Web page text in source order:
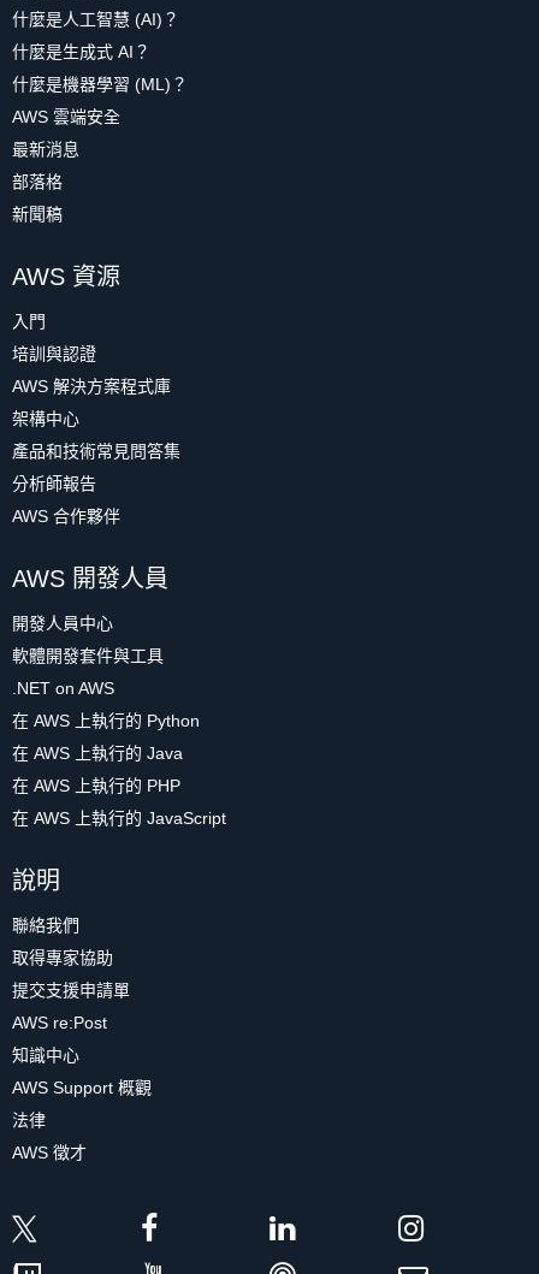
什麼是人工智慧 (AI)？
什麼是生成式 AI？
什麼是機器學習 (ML)？
AWS 雲端安全
最新消息
部落格
新聞稿
AWS 資源
入門
培訓與認證
AWS 解決方案程式庫
架構中心
產品和技術常見問答集
分析師報告
AWS 合作夥伴
AWS 開發人員
開發人員中心
軟體開發套件與工具
.NET on AWS
在 AWS 上執行的 Python
在 AWS 上執行的 Java
在 AWS 上執行的 PHP
在 AWS 上執行的 JavaScript
說明
聯絡我們
取得專家協助
提交支援申請單
AWS re:Post
知識中心
AWS Support 概觀
法律
AWS 徵才